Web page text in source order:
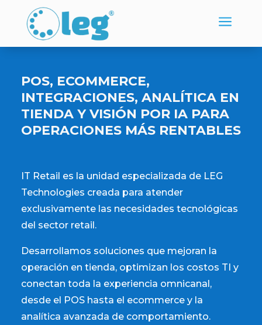
a
POS, ECOMMERCE,
INTEGRACIONES, ANALÍTICA EN
TIENDA Y VISIÓN POR IA PARA
OPERACIONES MÁS RENTABLES
IT Retail es la unidad especializada de LEG
Technologies creada para atender
exclusivamente las necesidades tecnológicas
del sector retail.
Desarrollamos soluciones que mejoran la
operación en tienda, optimizan los costos TI y
conectan toda la experiencia omnicanal,
desde el POS hasta el ecommerce y la
analítica avanzada de comportamiento.